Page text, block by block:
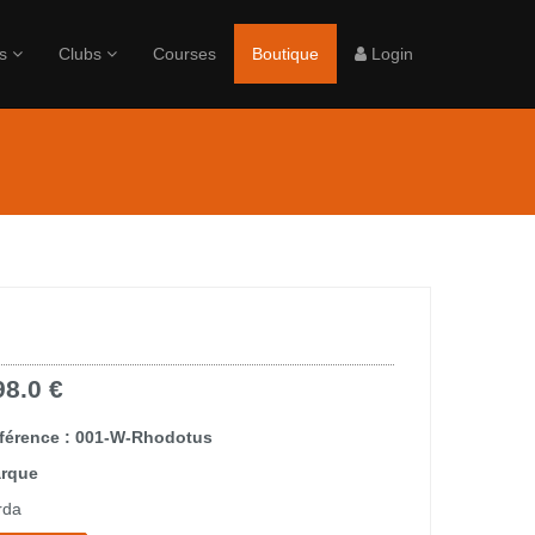
Clubs Courses Boutique Login
€
: 001-W-Rhodotus